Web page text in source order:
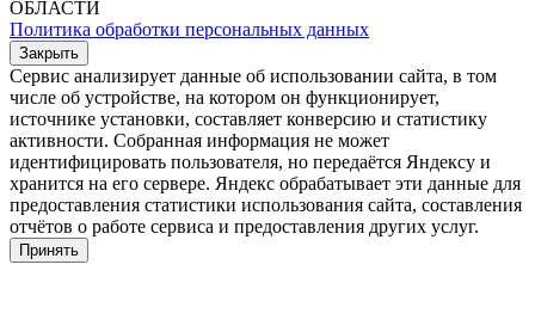
ОБЛАСТИ
Политика обработки персональных данных
Закрыть
Сервис анализирует данные об использовании сайта, в том
числе об устройстве, на котором он функционирует,
источнике установки, составляет конверсию и статистику
активности. Собранная информация не может
идентифицировать пользователя, но передаётся Яндексу и
хранится на его сервере. Яндекс обрабатывает эти данные для
предоставления статистики использования сайта, составления
отчётов о работе сервиса и предоставления других услуг.
Принять